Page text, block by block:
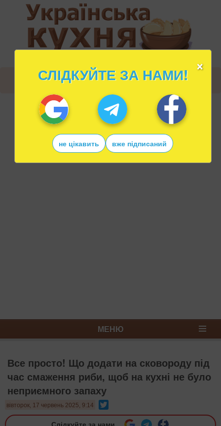
МЕНЮ
Все просто! Що додати на сковороду під
час смаження риби, щоб на кухні не було
неприємного запаху
вівторок, 17 червень 2025, 9:14
×
СЛІДКУЙТЕ ЗА НАМИ!
не цікавить вже підписаний